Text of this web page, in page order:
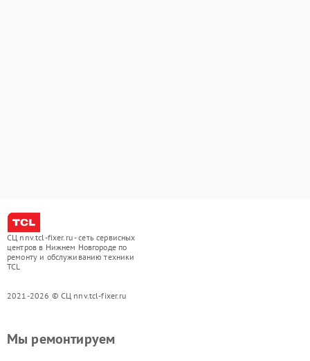
СЦ nnv.tcl-fixer.ru - сеть сервисных
центров в Нижнем Новгороде по
ремонту и обслуживанию техники
TCL
2021-2026 © СЦ nnv.tcl-fixer.ru
Мы ремонтируем